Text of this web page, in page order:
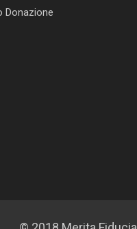
Donazione